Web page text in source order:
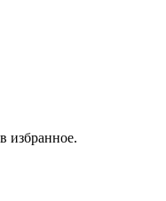
избранное.